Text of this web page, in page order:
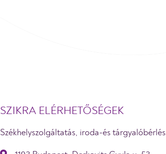
SZIKRA ELÉRHETŐSÉGEK
Székhelyszolgáltatás, iroda-és tárgyalóbérlés